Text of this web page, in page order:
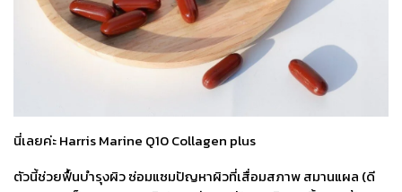
นี่เลยค่ะ Harris Marine Q10 Collagen plus
ตัวนี้ช่วยฟื้นบำรุงผิว ซ่อมแซมปัญหาผิวที่เสื่อมสภาพ สมานแผล (ดี